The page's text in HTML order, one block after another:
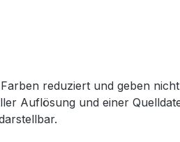
reduziert und geben
Auflösung und einer